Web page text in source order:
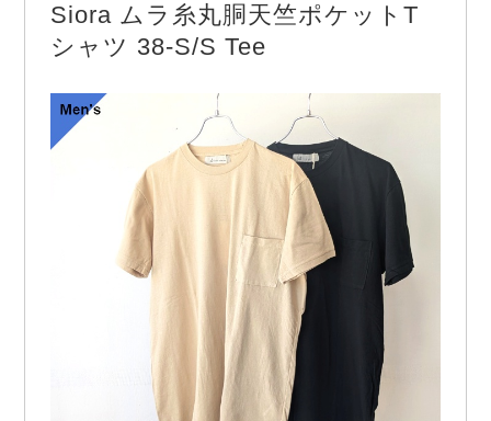
引く１枚。 ペイズリー調の中にイ…
Siora ムラ糸丸胴天竺ポケットT
シャツ 38-S/S Tee